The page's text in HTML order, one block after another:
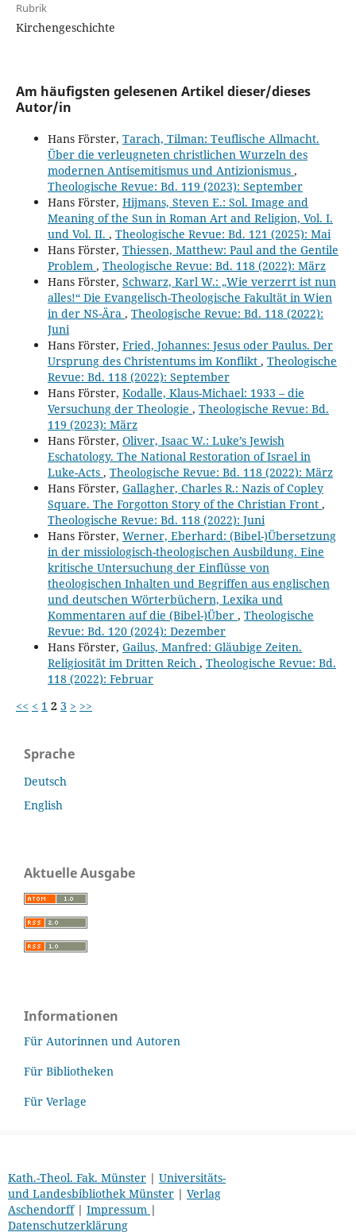
Rubrik
Kirchengeschichte
Am häufigsten gelesenen Artikel dieser/dieses
Autor/in
Hans Förster, Tarach, Tilman: Teuflische Allmacht.
Über die verleugneten christlichen Wurzeln des
modernen Antisemitismus und Antizionismus ,
Theologische Revue: Bd. 119 (2023): September
Hans Förster, Hijmans, Steven E.: Sol. Image and
Meaning of the Sun in Roman Art and Religion, Vol. I.
und Vol. II. , Theologische Revue: Bd. 121 (2025): Mai
Hans Förster, Thiessen, Matthew: Paul and the Gentile
Problem , Theologische Revue: Bd. 118 (2022): März
Hans Förster, Schwarz, Karl W.: „Wie verzerrt ist nun
alles!“ Die Evangelisch-Theologische Fakultät in Wien
in der NS-Ära , Theologische Revue: Bd. 118 (2022):
Juni
Hans Förster, Fried, Johannes: Jesus oder Paulus. Der
Ursprung des Christentums im Konflikt , Theologische
Revue: Bd. 118 (2022): September
Hans Förster, Kodalle, Klaus-Michael: 1933 – die
Versuchung der Theologie , Theologische Revue: Bd.
119 (2023): März
Hans Förster, Oliver, Isaac W.: Luke’s Jewish
Eschatology. The National Restoration of Israel in
Luke-Acts , Theologische Revue: Bd. 118 (2022): März
Hans Förster, Gallagher, Charles R.: Nazis of Copley
Square. The Forgotton Story of the Christian Front ,
Theologische Revue: Bd. 118 (2022): Juni
Hans Förster, Werner, Eberhard: (Bibel-)Übersetzung
in der missiologisch-theologischen Ausbildung. Eine
kritische Untersuchung der Einflüsse von
theologischen Inhalten und Begriffen aus englischen
und deutschen Wörterbüchern, Lexika und
Kommentaren auf die (Bibel-)Über , Theologische
Revue: Bd. 120 (2024): Dezember
Hans Förster, Gailus, Manfred: Gläubige Zeiten.
Religiosität im Dritten Reich , Theologische Revue: Bd.
118 (2022): Februar
<< < 1 2 3 > >>
Sprache
Deutsch
English
Aktuelle Ausgabe
Informationen
Für Autorinnen und Autoren
Für Bibliotheken
Für Verlage
Kath.-Theol. Fak. Münster| Universitäts-
und Landesbibliothek Münster| Verlag
Aschendorff| Impressum |
Datenschutzerklärung